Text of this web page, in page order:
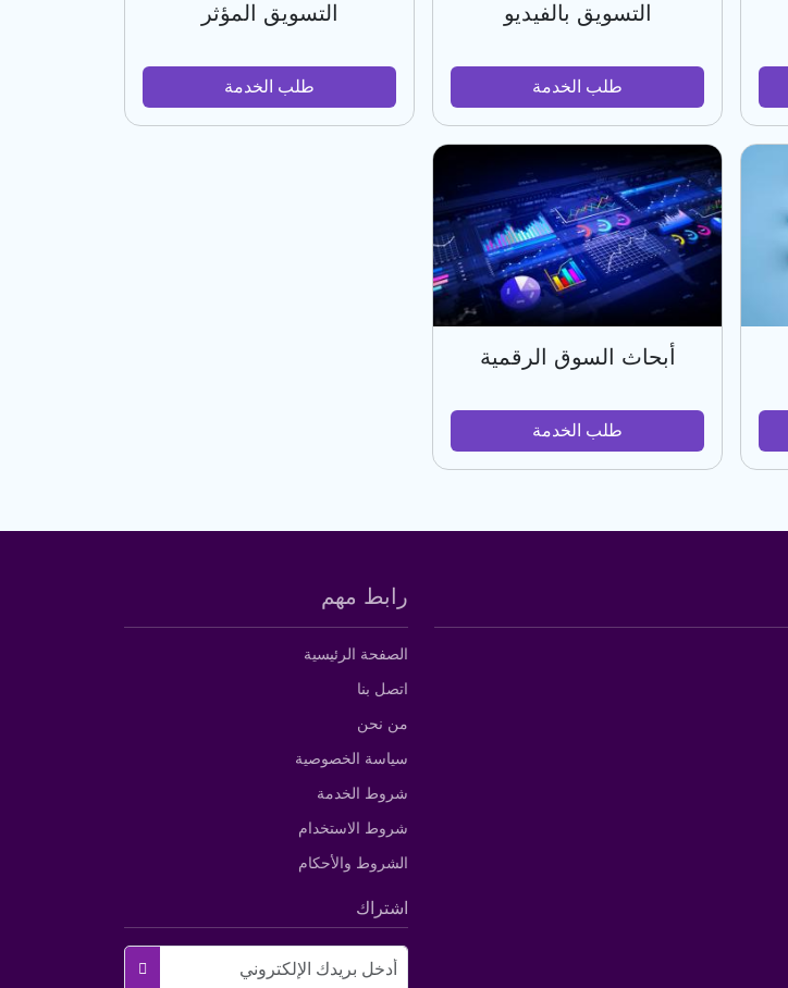
التسويق بالفيديو
طلب الخدمة
التسويق المؤثر
طلب الخدمة
أبحاث السوق الرقمية
طلب الخدمة
رابط مهم
الصفحة الرئيسية
اتصل بنا
من نحن
سياسة الخصوصية
شروط الخدمة
شروط الاستخدام
الشروط والأحكام
اشتراك